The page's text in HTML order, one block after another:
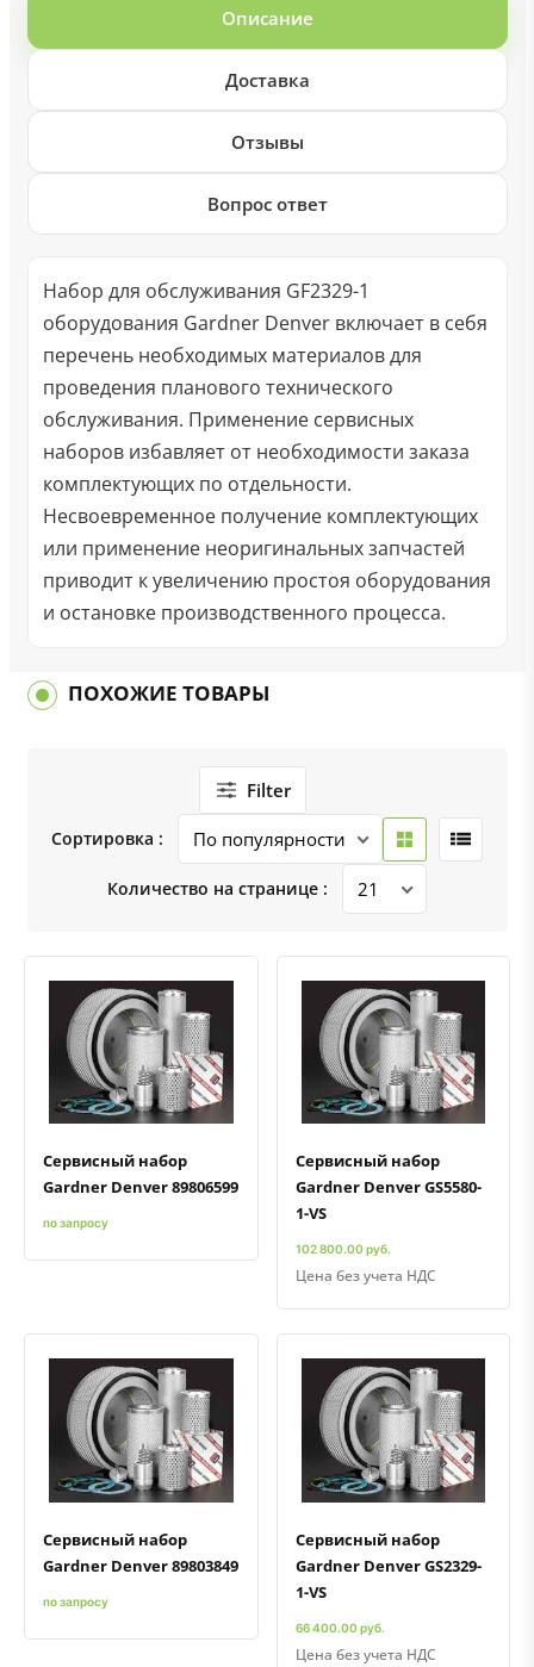
Описание
Доставка
Отзывы
Вопрос ответ
Набор для обслуживания GF2329-1
оборудования Gardner Denver включает в себя
перечень необходимых материалов для
проведения планового технического
обслуживания. Применение сервисных
наборов избавляет от необходимости заказа
комплектующих по отдельности.
Несвоевременное получение комплектующих
или применение неоригинальных запчастей
приводит к увеличению простоя оборудования
и остановке производственного процесса.
ПОХОЖИЕ ТОВАРЫ
Filter
Сортировка :
Количество на странице :
Быстрый просмотрДобавить к сравнению
Добавить в избранное
Сервисный набор
Gardner Denver 89806599
по запросу
Быстрый просмотрДобавить к сравнению
Добавить в избранное
Сервисный набор
Gardner Denver GS5580-
1-VS
102 800.00 руб.
Цена без учета НДС
Быстрый просмотрДобавить к сравнению
Добавить в избранное
Сервисный набор
Gardner Denver 89803849
по запросу
Быстрый просмотрДобавить к сравнению
Добавить в избранное
Сервисный набор
Gardner Denver GS2329-
1-VS
66 400.00 руб.
Цена без учета НДС